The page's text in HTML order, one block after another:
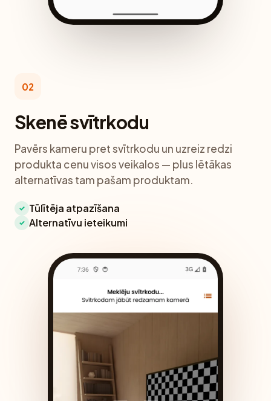
02
Skenē svītrkodu
Pavērs kameru pret svītrkodu un uzreiz redzi
produkta cenu visos veikalos — plus lētākas
alternatīvas tam pašam produktam.
✓ Tūlītēja atpazīšana
✓ Alternatīvu ieteikumi